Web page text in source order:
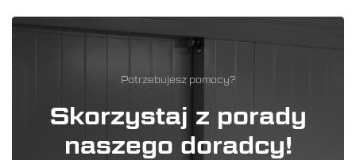
Potrzebujesz pomocy?
Skorzystaj z porady
naszego doradcy!